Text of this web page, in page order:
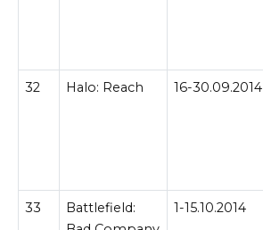
32 Halo: Reach 16-30.09.2014
33
Battlefield:
1-15.10.2014